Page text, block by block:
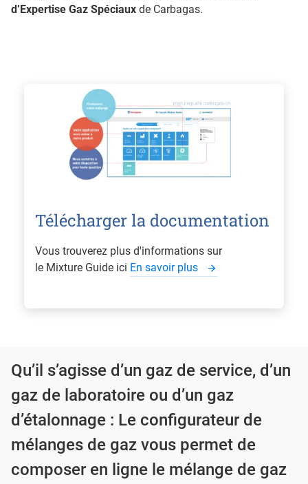
d’Expertise Gaz Spéciaux de Carbagas.
Télécharger la documentation
Vous trouverez plus d'informations sur
le Mixture Guide ici En savoir plus
Qu’il s’agisse d’un gaz de service, d’un
gaz de laboratoire ou d’un gaz
d’étalonnage : Le configurateur de
mélanges de gaz vous permet de
composer en ligne le mélange de gaz